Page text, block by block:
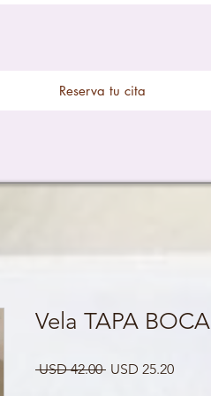
Reserva tu cita
Vela TAPA BOCA
USD 42.00 Precio
USD 25.20Precio